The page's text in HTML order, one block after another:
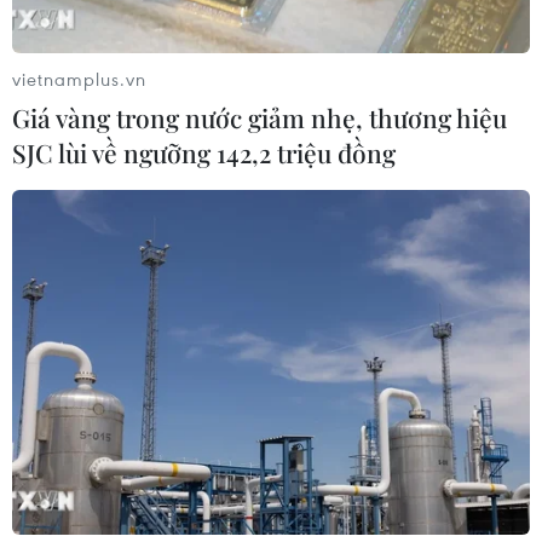
06/08/2026 09:42
Hà Nội tăng tốc thi công
đường Vành đai 1 đoạn Hoàng Cầu-
Voi Phục
Đồng Nai yêu cầu đẩy nhanh tiến độ
dự án kết nối vùng, sân bay Long
Thành
06/08/2026 09:05
Cầu Đắk Lung sập sau cú
tông của xe tải cẩu, 2 người thoát
vietnamplus.vn
Giá vàng trong nước giảm nhẹ, thương hiệu
SJC lùi về ngưỡng 142,2 triệu đồng